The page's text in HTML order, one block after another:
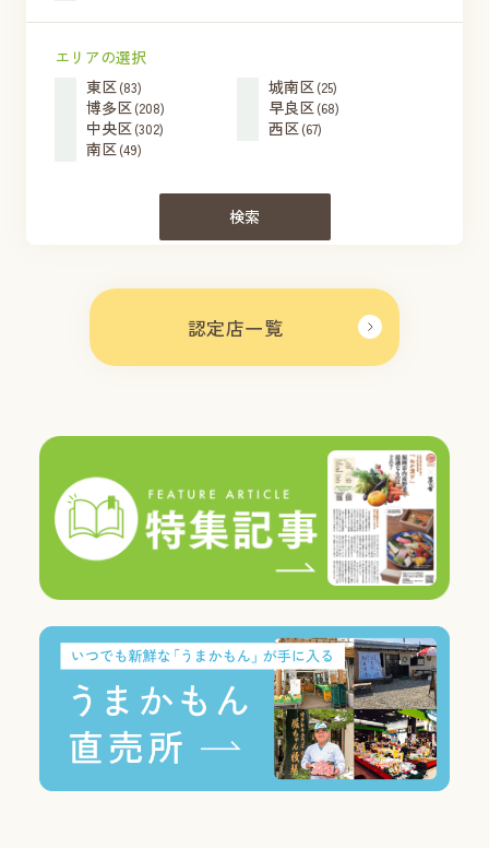
認定店一覧
エリアの選択
東区(83) 城南区(25)
博多区(208) 早良区(68)
中央区(302) 西区(67)
南区(49)
検索